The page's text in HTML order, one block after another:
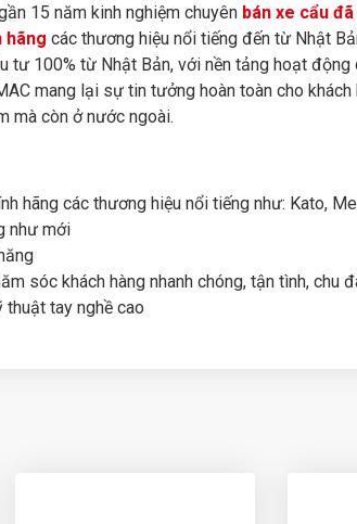
15 năm kinh nghiệm chuyên bán xe cẩu
hãng các thương hiệu nổi tiếng đến từ Nhật
tư 100% từ Nhật Bản, với nền tảng hoạt động
mang lại sự tin tưởng hoàn toàn cho
mà còn ở nước ngoài.
hãng các thương hiệu nổi tiếng như: Kato,
như mới
sóc khách hàng nhanh chóng, tận tình, chu
tay nghề cao